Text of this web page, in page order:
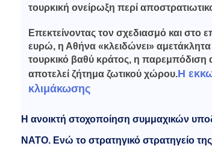
τουρκική ονείρωξη περί
Επεκτείνοντας τον σχεδιασμό και στο
ευρώ, η Αθήνα «κλειδώνει»
τουρκικό βαθύ κράτος, η
αποτελεί ζήτημα ζωτικού χώρου.Η
κλιμάκωσης
Η ανοικτή στοχοποίηση συμμαχικών
ΝΑΤΟ. Ενώ το στρατηγικό στρατηγείο